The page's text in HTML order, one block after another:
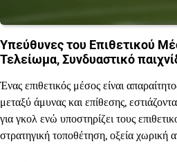
Υπεύθυνες του Επιθετικού
Τελείωμα, Συνδυαστικό
Ένας επιθετικός μέσος είναι
μεταξύ άμυνας και επίθεσης,
για γκολ ενώ υποστηρίζει τους
στρατηγική τοποθέτηση, οξεία χωρική